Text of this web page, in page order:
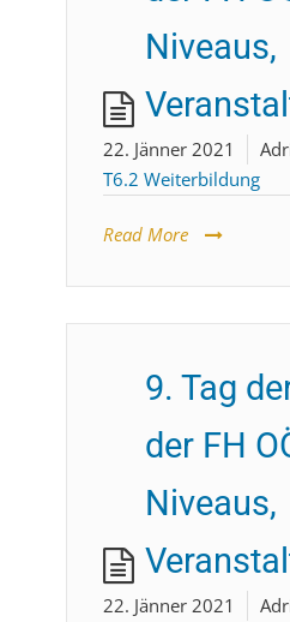
Niveaus,
22. Jänner 2021
T6.2 Weiterbildung
Read More
9. Tag
der FH
Niveaus,
22. Jänner 2021